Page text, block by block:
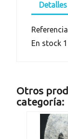
Referencia
En stock
Otros
categoría: